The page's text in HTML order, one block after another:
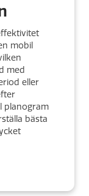
mobil
med
eller
planogram
bästa